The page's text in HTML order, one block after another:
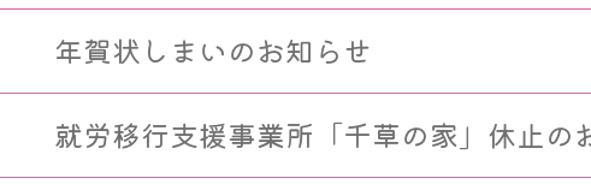
年賀状しまいのお知らせ
就労移行支援事業所「千草の家」休止の